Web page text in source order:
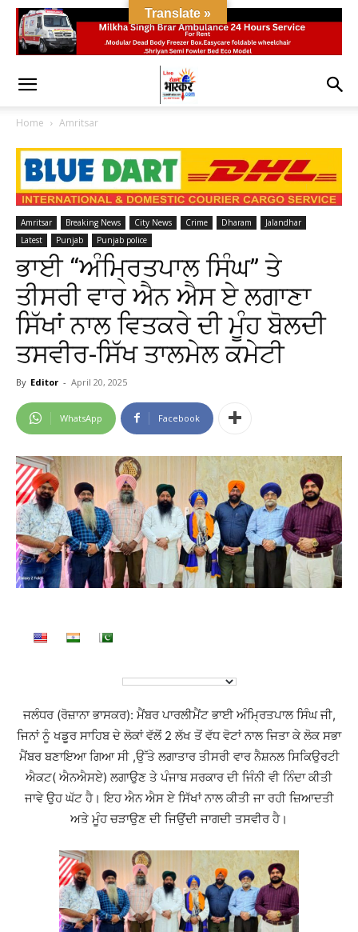
Home Amritsar
Amritsar Breaking News City News Crime Dharam
Jalandhar
Latest
Punjab Punjab police
ਭਾਈ “ਅੰਮ੍ਰਿਤਪਾਲ ਸਿੰਘ” ਤੇ
ਤੀਸਰੀ ਵਾਰ ਐਨ ਐਸ ਏ ਲਗਾਣਾ
ਸਿੱਖਾਂ ਨਾਲ ਵਿਤਕਰੇ ਦੀ ਮੂੰਹ ਬੋਲਦੀ
ਤਸਵੀਰ-ਸਿੱਖ ਤਾਲਮੇਲ ਕਮੇਟੀ
By Editor - April 20, 2025
WhatsApp Facebook
ਜਲੰਧਰ (ਰੋਜ਼ਾਨਾ ਭਾਸਕਰ): ਮੈਂਬਰ ਪਾਰਲੀਮੈਂਟ ਭਾਈ ਅੰਮ੍ਰਿਤਪਾਲ ਸਿੰਘ ਜੀ,
ਜਿਨਾਂ ਨੂੰ ਖਡੂਰ ਸਾਹਿਬ ਦੇ ਲੋਕਾਂ ਵੱਲੋਂ 2 ਲੱਖ ਤੋਂ ਵੱਧ ਵੋਟਾਂ ਨਾਲ ਜਿਤਾ ਕੇ ਲੋਕ ਸਭਾ
ਮੈਂਬਰ ਬਣਾਇਆ ਗਿਆ ਸੀ ,ਉੱਤੇ ਲਗਾਤਾਰ ਤੀਸਰੀ ਵਾਰ ਨੈਸ਼ਨਲ ਸਿਕਿਉਰਟੀ
ਐਕਟ( ਐਨਐਸਏ) ਲਗਾਉਣ ਤੇ ਪੰਜਾਬ ਸਰਕਾਰ ਦੀ ਜਿੰਨੀ ਵੀ ਨਿੰਦਾ ਕੀਤੀ
ਜਾਵੇ ਉਹ ਘੱਟ ਹੈ। ਇਹ ਐਨ ਐਸ ਏ ਸਿੱਖਾਂ ਨਾਲ ਕੀਤੀ ਜਾ ਰਹੀ ਜ਼ਿਆਦਤੀ
ਅਤੇ ਮੂੰਹ ਚੜਾਉਣ ਦੀ ਜਿਉਂਦੀ ਜਾਗਦੀ ਤਸਵੀਰ ਹੈ।
Translate »